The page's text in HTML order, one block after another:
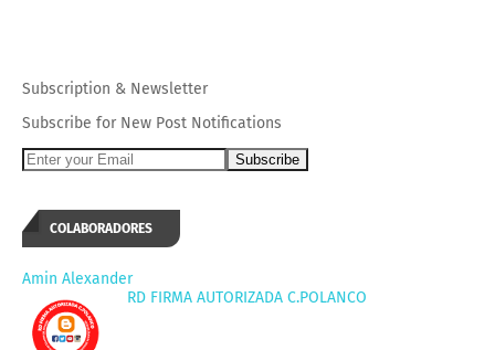
Subscription & Newsletter
Subscribe for New Post Notifications
COLABORADORES
Amin Alexander
RD FIRMA AUTORIZADA C.POLANCO